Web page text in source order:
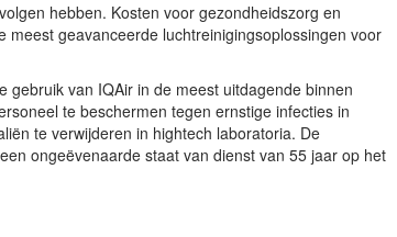
hebben. Kosten voor gezondheidszorg en
geavanceerde luchtreinigingsoplossingen voor
gebruik van IQAir in de meest uitdagende binnen
te beschermen tegen ernstige infecties in
te verwijderen in hightech laboratoria. De
ongeëvenaarde staat van dienst van 55 jaar op het